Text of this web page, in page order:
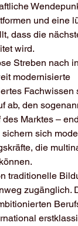
und eine
dass die
wird.
Streben nach
modernisierte
Fachwissen
den
Marktes –
sich
die
traditionelle
zugänglich.